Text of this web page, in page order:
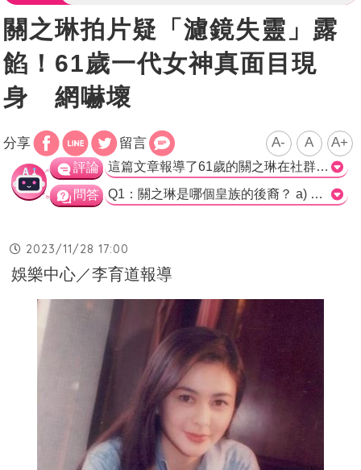
關之琳拍片疑「濾鏡失靈」露
餡！61歲一代女神真面目現
身 網嚇壞
分享 留言 A- A A+
評論 這篇文章報導了61歲的關之琳在社群分享影片時濾鏡失靈而造成樣貌變化的情況。文章提到關之琳從小美到大，擁有水汪汪的大眼睛和姣好身材，並且是90年代的女神之一。即使已淡出影壇多年，她的一舉一動仍受到關注。然而，這次分享的影片中，關之琳的樣貌看起來有些不自然，眼睛大，下巴尖，甚至出現了大小眼的情況，可能是美顏特效過重的原因。文章引用了網友的留言，有些人對她的變化表示疑惑，但也有不少人稱讚她依然美麗。事實上，關之琳在今年的生日短片中展現出了極致回春的顏值，讓網友大讚她重回巔峰。作為一位娛樂新聞專家，我認為關之琳作為一個演藝界的資深人士，她的外貌變化是很正常的。每個人都會隨著年齡的增長而發生變化，這是不可避免的，尤其是在使用美顏特效的情況下。關之琳依然保持著她的美麗，而且在影片中展現出了自信和生活的態度，這是值得肯定的。無論她的外貌如何變化，她的才華和成就將永遠是她的粉絲關注的焦點。>
問答 Q1：關之琳是哪個皇族的後裔？ a) 宋朝皇族 b) 瓜爾佳氏皇族 c) 清朝皇族 d) 明朝皇族 正確答案：b) 瓜爾佳氏皇族 Q2：關之琳在哪個平台分享生活點滴與日常影片？ a) Facebook b) Instagram c) TikTok d) YouTube 正確答案：c) TikTok Q3：根據報導，關之琳今年幾歲生日？ a) 61歲 b) 60歲 c) 62歲 d) 59歲 正確答案：a) 61歲
2023/11/28 17:00
娛樂中心／李育道報導